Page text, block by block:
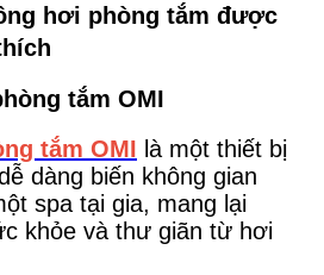
hơi phòng tắm được
tắm OMI
tắm OMI là một thiết bị
dàng biến không gian
spa tại gia, mang lại
khỏe và thư giãn từ hơi